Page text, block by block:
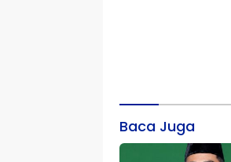
Baca Juga